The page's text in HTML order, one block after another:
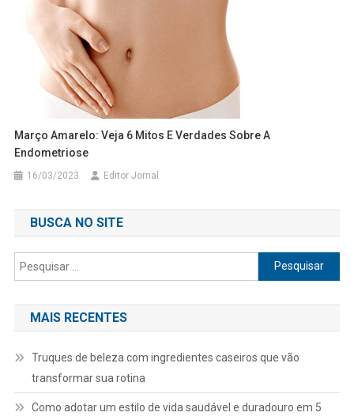
Março Amarelo: Veja 6 Mitos E Verdades Sobre A
Endometriose
16/03/2023 Editor Jornal
BUSCA NO SITE
Pesquisar
por:
MAIS RECENTES
Truques de beleza com ingredientes caseiros que vão
transformar sua rotina
Como adotar um estilo de vida saudável e duradouro em 5